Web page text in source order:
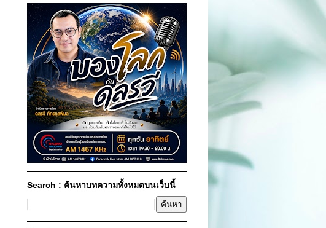
Search : ค้นหาบทความทั้งหมดบนเว็บนี้